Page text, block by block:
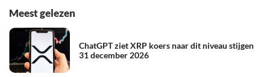
Meest gelezen
ChatGPT ziet XRP koers naar dit niveau stijgen
31 december 2026